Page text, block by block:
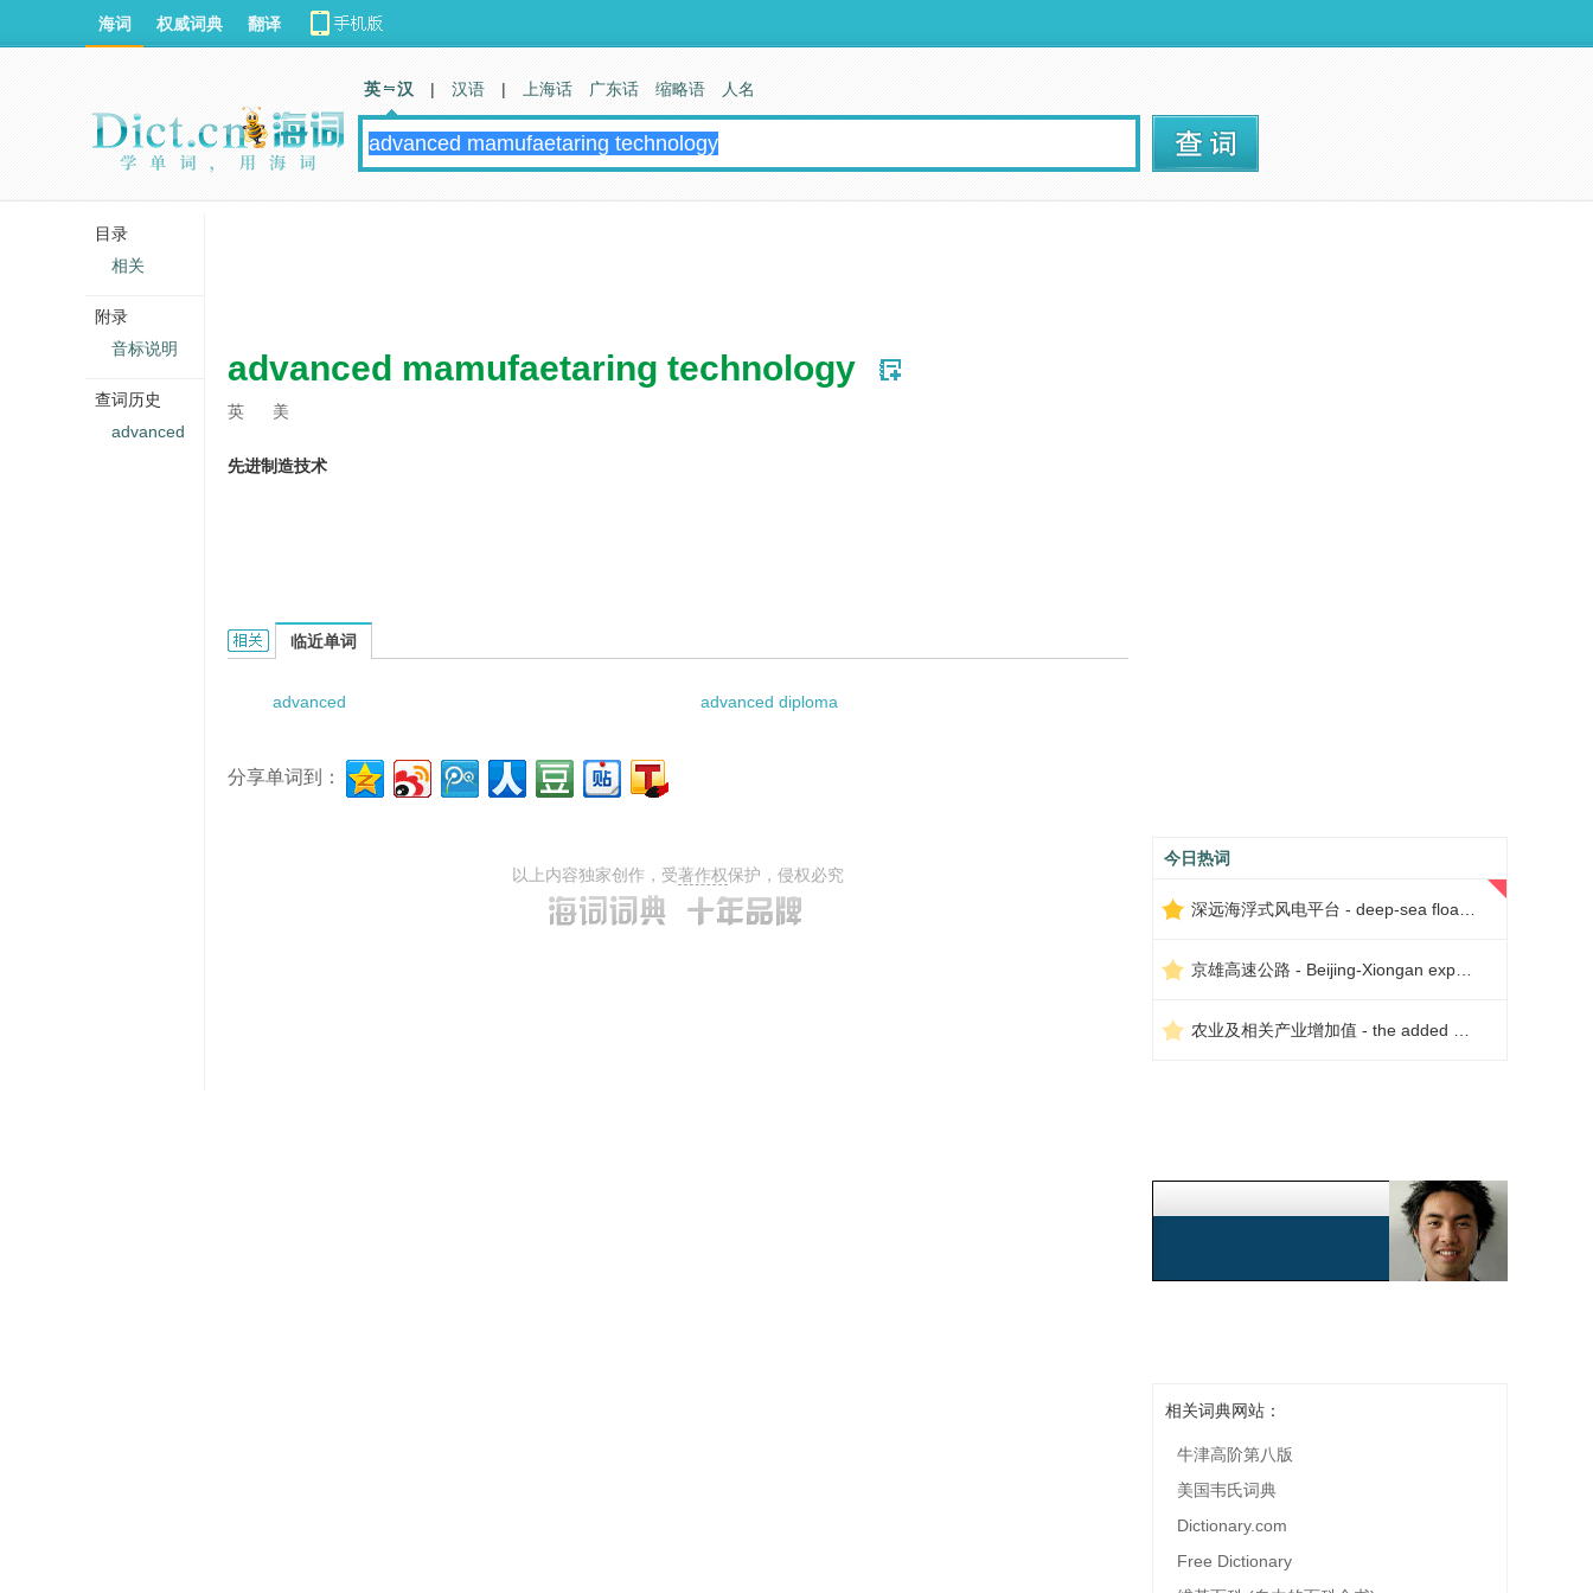
advanced mamufaetaring technology
英 美
先进制造技术
Advanced mamufaetaring technology的相关资料：
临近单词
advanced advanced diploma
分享单词到：
以上内容独家创作，受著作权保护，侵权必究
今日热词
相关词典网站：
牛津高阶第八版
美国韦氏词典
Dictionary.com
Free Dictionary
海词 权威词典 翻译
英 汉 | 汉语 | 上海话 广东话 缩略语 人名
目录
相关
附录
音标说明
查词历史
advanced